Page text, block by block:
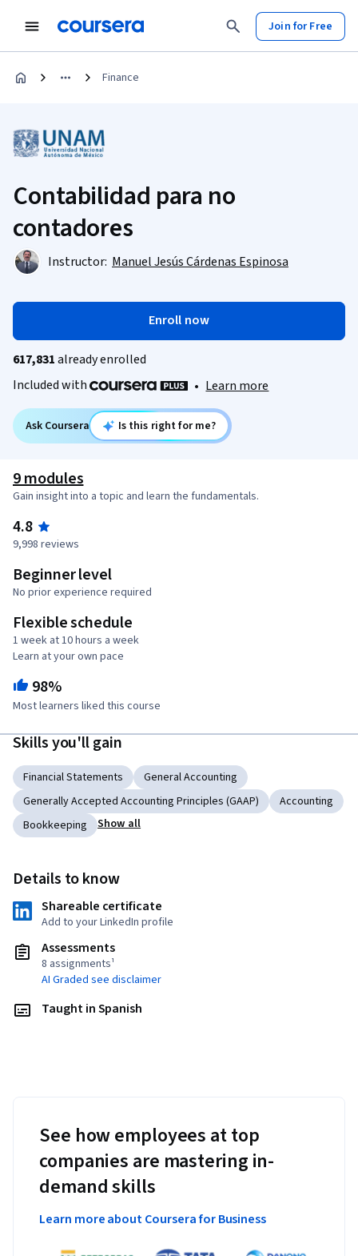
Join for Free
Finance
Contabilidad para no
contadores
Instructor: Manuel Jesús Cárdenas Espinosa
Enroll now
617,831already enrolled
Included with
• Learn more
Ask Coursera Is this right for me?
9 modules
Gain insight into a topic and learn the fundamentals.
4.8
9,998 reviews
Beginner level
No prior experience required
Flexible schedule
1 week at 10 hours a week
Learn at your own pace
98%
Most learners liked this course
Skills you'll gain
Financial Statements
General Accounting
Generally Accepted Accounting Principles (GAAP)
Accounting
Bookkeeping
Show all
Details to know
Shareable certificate
Add to your LinkedIn profile
Assessments
8 assignments¹
AI Graded see disclaimer
Taught in Spanish
See how employees at top
companies are mastering in-
demand skills
Learn more about Coursera for Business